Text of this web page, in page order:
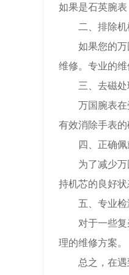
如果是石英腕
二、排除机
如果您的万国
维修。专业的
三、去磁处
万国腕表在受
有效消除手表的
四、正确佩
为了减少万国
持机芯的良好状
五、专业检
对于一些复杂
理的维修方案。
总之，在遇到